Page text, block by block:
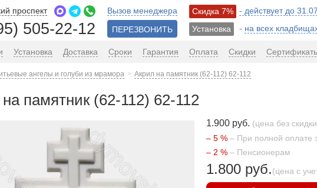
проспект
505-22-12
Вызов менеджера
ПЕРЕЗВОНИТЬ
Скидка 7%
- действует до
Установка
- на всех
Установка Доставка Сроки Гарантия Оплата Скидки
ангелы и голуби из мрамора Акрил на памятник (62-112) 62-112
памятник (62-112) 62-112
1.900 руб. (цена без
– 5 % – При полной оплате
– 2 % – Пенсионерам
1.800 руб.(цена с